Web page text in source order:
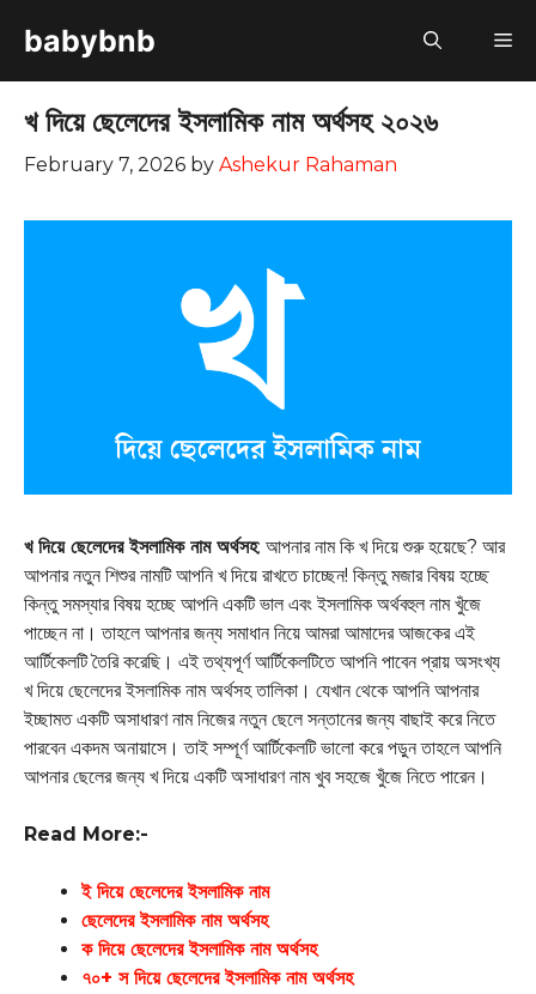
babybnb
খ দিয়ে ছেলেদের ইসলামিক নাম অর্থসহ ২০২৬
February 7, 2026 by Ashekur Rahaman
খ দিয়ে ছেলেদের ইসলামিক নাম অর্থসহ: আপনার নাম কি খ দিয়ে শুরু হয়েছে? আর
আপনার নতুন শিশুর নামটি আপনি খ দিয়ে রাখতে চাচ্ছেন! কিন্তু মজার বিষয় হচ্ছে
কিন্তু সমস্যার বিষয় হচ্ছে আপনি একটি ভাল এবং ইসলামিক অর্থবহুল নাম খুঁজে
পাচ্ছেন না। তাহলে আপনার জন্য সমাধান নিয়ে আমরা আমাদের আজকের এই
আর্টিকেলটি তৈরি করেছি। এই তথ্যপূর্ণ আর্টিকেলটিতে আপনি পাবেন প্রায় অসংখ্য
খ দিয়ে ছেলেদের ইসলামিক নাম অর্থসহ তালিকা। যেখান থেকে আপনি আপনার
ইচ্ছামত একটি অসাধারণ নাম নিজের নতুন ছেলে সন্তানের জন্য বাছাই করে নিতে
পারবেন একদম অনায়াসে। তাই সম্পূর্ণ আর্টিকেলটি ভালো করে পড়ুন তাহলে আপনি
আপনার ছেলের জন্য খ দিয়ে একটি অসাধারণ নাম খুব সহজে খুঁজে নিতে পারেন।
Read More:-
ই দিয়ে ছেলেদের ইসলামিক নাম
ছেলেদের ইসলামিক নাম অর্থসহ
ক দিয়ে ছেলেদের ইসলামিক নাম অর্থসহ
৭০+ স দিয়ে ছেলেদের ইসলামিক নাম অর্থসহ